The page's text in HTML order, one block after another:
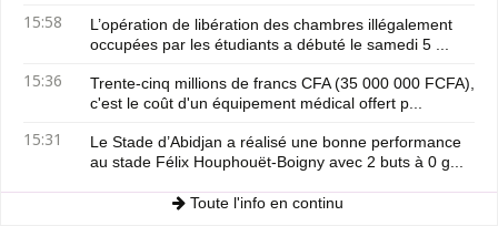
15:58
L’opération de libération des chambres illégalement
occupées par les étudiants a débuté le samedi 5 ...
15:36
Trente-cinq millions de francs CFA (35 000 000 FCFA),
c'est le coût d'un équipement médical offert p...
15:31
Le Stade d’Abidjan a réalisé une bonne performance
au stade Félix Houphouët-Boigny avec 2 buts à 0 g...
Toute l'info en continu